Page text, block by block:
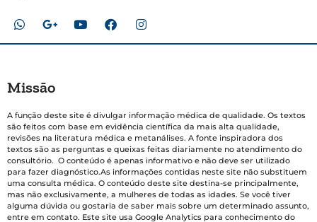
Missão
A função deste site é divulgar informação médica de qualidade. Os textos
são feitos com base em evidência científica da mais alta qualidade,
revisões na literatura médica e metanálises. A fonte inspiradora dos
textos são as perguntas e queixas feitas diariamente no atendimento do
consultório. O conteúdo é apenas informativo e não deve ser utilizado
para fazer diagnóstico.As informações contidas neste site não substituem
uma consulta médica. O conteúdo deste site destina-se principalmente,
mas não exclusivamente, a mulheres de todas as idades. Se você tiver
alguma dúvida ou gostaria de saber mais sobre um determinado assunto,
entre em contato. Este site usa Google Analytics para conhecimento do